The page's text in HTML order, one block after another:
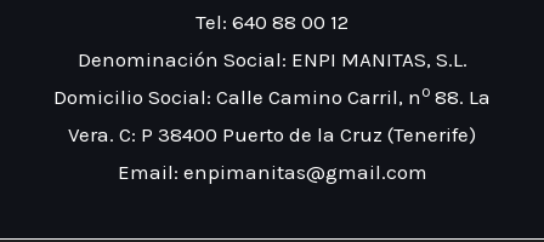
Tel: 640 88 00 12
Denominación Social: ENPI MANITAS, S.L.
Domicilio Social: Calle Camino Carril, n º 88. La
Vera. C: P 38400 Puerto de la Cruz (Tenerife)
Email: enpimanitas@gmail.com